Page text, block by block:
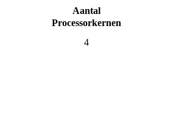
Aantal
Processorkernen
4